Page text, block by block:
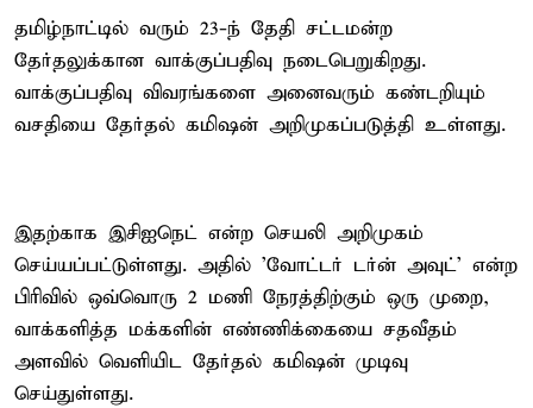
தமிழ்நாட்டில் வரும் 23-ந் தேதி சட்டமன்ற
தேர்தலுக்கான வாக்குப்பதிவு நடைபெறுகிறது.
வாக்குப்பதிவு விவரங்களை அனைவரும் கண்டறியும்
வசதியை தேர்தல் கமிஷன் அறிமுகப்படுத்தி உள்ளது.
இதற்காக இசிஐநெட் என்ற செயலி அறிமுகம்
செய்யப்பட்டுள்ளது. அதில் 'வோட்டர் டர்ன் அவுட்' என்ற
பிரிவில் ஒவ்வொரு 2 மணி நேரத்திற்கும் ஒரு முறை,
வாக்களித்த மக்களின் எண்ணிக்கையை சதவீதம்
அளவில் வெளியிட தேர்தல் கமிஷன் முடிவு
செய்துள்ளது.